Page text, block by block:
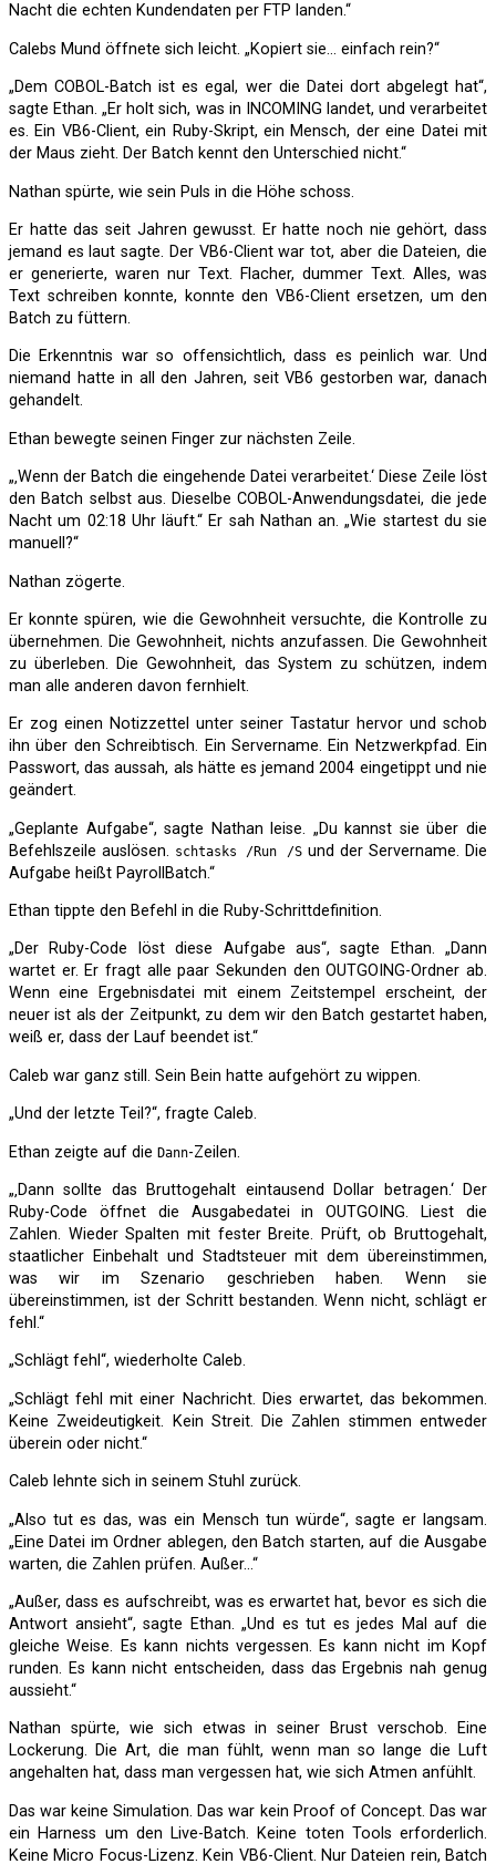
Nacht die echten Kundendaten per FTP landen.“
Calebs Mund öffnete sich leicht. „Kopiert sie… einfach rein?“
„Dem COBOL-Batch ist es egal, wer die Datei dort abgelegt hat“,
sagte Ethan. „Er holt sich, was in INCOMING landet, und verarbeitet
es. Ein VB6-Client, ein Ruby-Skript, ein Mensch, der eine Datei mit
der Maus zieht. Der Batch kennt den Unterschied nicht.“
Nathan spürte, wie sein Puls in die Höhe schoss.
Er hatte das seit Jahren gewusst. Er hatte noch nie gehört, dass
jemand es laut sagte. Der VB6-Client war tot, aber die Dateien, die
er generierte, waren nur Text. Flacher, dummer Text. Alles, was
Text schreiben konnte, konnte den VB6-Client ersetzen, um den
Batch zu füttern.
Die Erkenntnis war so offensichtlich, dass es peinlich war. Und
niemand hatte in all den Jahren, seit VB6 gestorben war, danach
gehandelt.
Ethan bewegte seinen Finger zur nächsten Zeile.
„‚Wenn der Batch die eingehende Datei verarbeitet.‘ Diese Zeile löst
den Batch selbst aus. Dieselbe COBOL-Anwendungsdatei, die jede
Nacht um 02:18 Uhr läuft.“ Er sah Nathan an. „Wie startest du sie
manuell?“
Nathan zögerte.
Er konnte spüren, wie die Gewohnheit versuchte, die Kontrolle zu
übernehmen. Die Gewohnheit, nichts anzufassen. Die Gewohnheit
zu überleben. Die Gewohnheit, das System zu schützen, indem
man alle anderen davon fernhielt.
Er zog einen Notizzettel unter seiner Tastatur hervor und schob
ihn über den Schreibtisch. Ein Servername. Ein Netzwerkpfad. Ein
Passwort, das aussah, als hätte es jemand 2004 eingetippt und nie
geändert.
„Geplante Aufgabe“, sagte Nathan leise. „Du kannst sie über die
Befehlszeile auslösen. schtasks /Run /Sund der Servername. Die
Aufgabe heißt PayrollBatch.“
Ethan tippte den Befehl in die Ruby-Schrittdefinition.
„Der Ruby-Code löst diese Aufgabe aus“, sagte Ethan. „Dann
wartet er. Er fragt alle paar Sekunden den OUTGOING-Ordner ab.
Wenn eine Ergebnisdatei mit einem Zeitstempel erscheint, der
neuer ist als der Zeitpunkt, zu dem wir den Batch gestartet haben,
weiß er, dass der Lauf beendet ist.“
Caleb war ganz still. Sein Bein hatte aufgehört zu wippen.
„Und der letzte Teil?“, fragte Caleb.
Ethan zeigte auf die Dann-Zeilen.
„‚Dann sollte das Bruttogehalt eintausend Dollar betragen.‘ Der
Ruby-Code öffnet die Ausgabedatei in OUTGOING. Liest die
Zahlen. Wieder Spalten mit fester Breite. Prüft, ob Bruttogehalt,
staatlicher Einbehalt und Stadtsteuer mit dem übereinstimmen,
was wir im Szenario geschrieben haben. Wenn sie
übereinstimmen, ist der Schritt bestanden. Wenn nicht, schlägt er
fehl.“
„Schlägt fehl“, wiederholte Caleb.
„Schlägt fehl mit einer Nachricht. Dies erwartet, das bekommen.
Keine Zweideutigkeit. Kein Streit. Die Zahlen stimmen entweder
überein oder nicht.“
Caleb lehnte sich in seinem Stuhl zurück.
„Also tut es das, was ein Mensch tun würde“, sagte er langsam.
„Eine Datei im Ordner ablegen, den Batch starten, auf die Ausgabe
warten, die Zahlen prüfen. Außer…“
„Außer, dass es aufschreibt, was es erwartet hat, bevor es sich die
Antwort ansieht“, sagte Ethan. „Und es tut es jedes Mal auf die
gleiche Weise. Es kann nichts vergessen. Es kann nicht im Kopf
runden. Es kann nicht entscheiden, dass das Ergebnis nah genug
aussieht.“
Nathan spürte, wie sich etwas in seiner Brust verschob. Eine
Lockerung. Die Art, die man fühlt, wenn man so lange die Luft
angehalten hat, dass man vergessen hat, wie sich Atmen anfühlt.
Das war keine Simulation. Das war kein Proof of Concept. Das war
ein Harness um den Live-Batch. Keine toten Tools erforderlich.
Keine Micro Focus-Lizenz. Kein VB6-Client. Nur Dateien rein, Batch